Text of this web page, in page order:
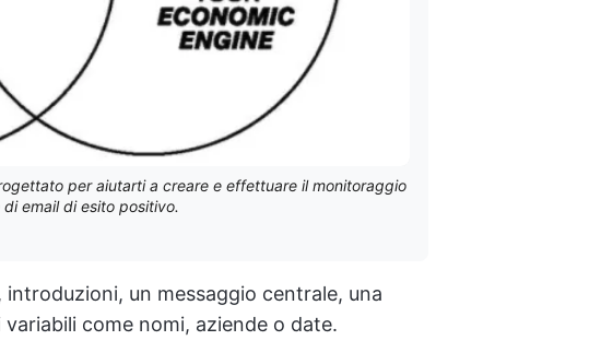
per aiutarti a creare e effettuare il monitoraggio
email di esito positivo.
un messaggio centrale, una
come nomi, aziende o date.